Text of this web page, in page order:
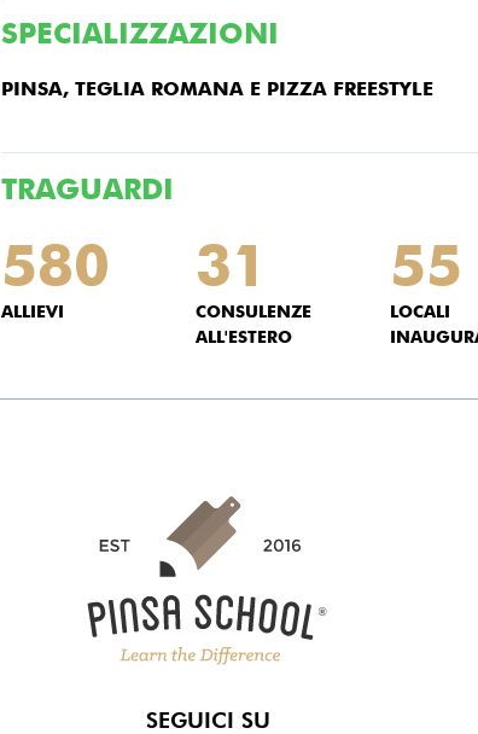
SPECIALIZZAZIONI
PINSA, TEGLIA ROMANA E PIZZA FREESTYLE
TRAGUARDI
580
ALLIEVI
31
CONSULENZE
ALL'ESTERO
55
LOCALI
SEGUICI SU